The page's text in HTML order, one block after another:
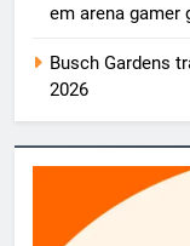
em arena gamer
Busch Gardens
2026